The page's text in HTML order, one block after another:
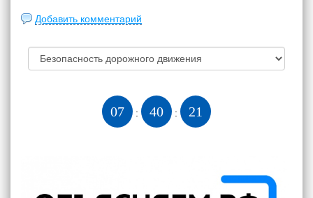
Добавить комментарий
07 : 40 : 22